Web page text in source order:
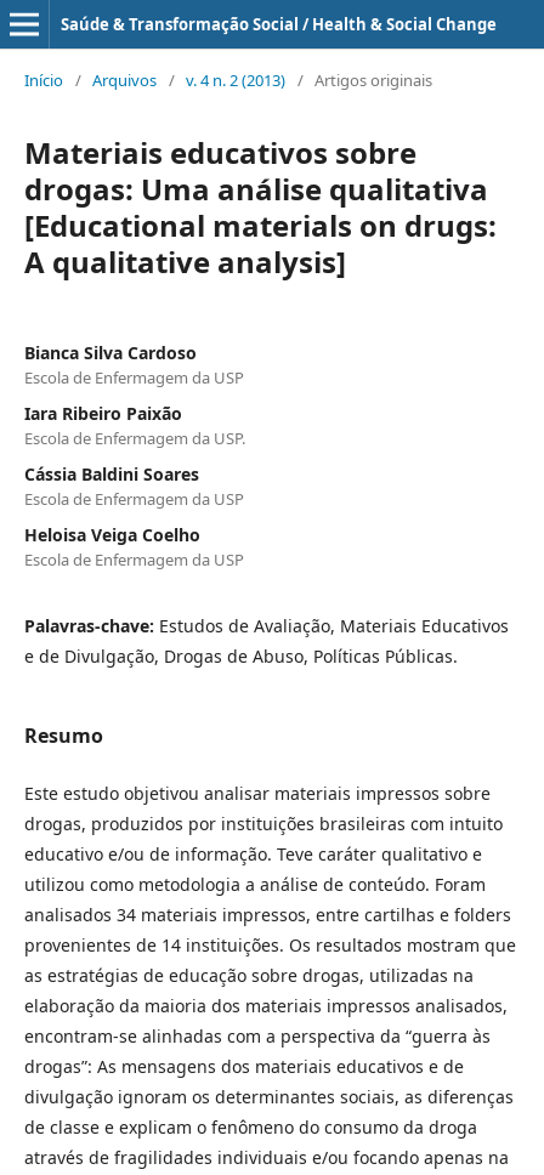
Saúde & Transformação Social / Health & Social Change
Início / Arquivos / v. 4 n. 2 (2013) / Artigos originais
Materiais educativos sobre
drogas: Uma análise qualitativa
[Educational materials on drugs:
A qualitative analysis]
Bianca Silva Cardoso
Escola de Enfermagem da USP
Iara Ribeiro Paixão
Escola de Enfermagem da USP.
Cássia Baldini Soares
Escola de Enfermagem da USP
Heloisa Veiga Coelho
Escola de Enfermagem da USP
Palavras-chave: Estudos de Avaliação, Materiais Educativos
e de Divulgação, Drogas de Abuso, Políticas Públicas.
Resumo
Este estudo objetivou analisar materiais impressos sobre
drogas, produzidos por instituições brasileiras com intuito
educativo e/ou de informação. Teve caráter qualitativo e
utilizou como metodologia a análise de conteúdo. Foram
analisados 34 materiais impressos, entre cartilhas e folders
provenientes de 14 instituições. Os resultados mostram que
as estratégias de educação sobre drogas, utilizadas na
elaboração da maioria dos materiais impressos analisados,
encontram-se alinhadas com a perspectiva da “guerra às
drogas”: As mensagens dos materiais educativos e de
divulgação ignoram os determinantes sociais, as diferenças
de classe e explicam o fenômeno do consumo da droga
através de fragilidades individuais e/ou focando apenas na